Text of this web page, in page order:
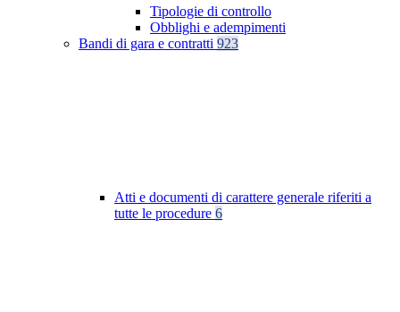
Tipologie di controllo
Obblighi e adempimenti
Bandi di gara e contratti 923
Atti e documenti di carattere generale riferiti a
tutte le procedure 6